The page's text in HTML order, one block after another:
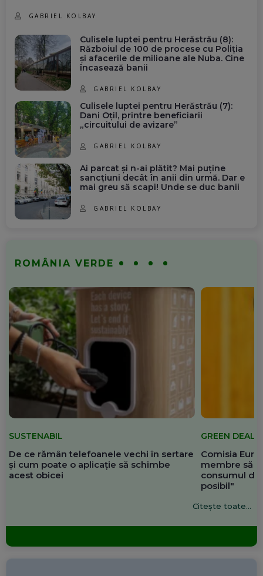
GABRIEL KOLBAY
Culisele luptei pentru Herăstrău (8):
Războiul de 100 de procese cu Poliția
și afacerile de milioane ale Nuba. Cine
încasează banii
GABRIEL KOLBAY
Culisele luptei pentru Herăstrău (7):
Dani Oțil, printre beneficiarii
„circuitului de avizare”
GABRIEL KOLBAY
Ai parcat și n-ai plătit? Mai puține
sancțiuni decât în anii din urmă. Dar e
mai greu să scapi! Unde se duc banii
GABRIEL KOLBAY
ROMÂNIA VERDE
SUSTENABIL
De ce rămân telefoanele vechi în sertare
și cum poate o aplicație să schimbe
acest obicei
GREEN DEAL
Comisia
membre să
consumul de
posibil"
Citește toate...